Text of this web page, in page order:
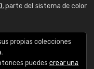
, parte del sistema de color
propias colecciones
puedes crear una